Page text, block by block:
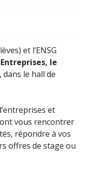
et l’ENSG
le
, dans le hall de
et
vous rencontrer
répondre à vos
offres de stage ou